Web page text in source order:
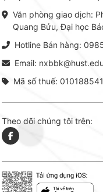
phiên bản sách giấy và điện
Văn phòng giao dịch:
Quang Bửu, Đại học
Hotline Bán hàng:
Email:
Mã số thuế:
Theo dõi chúng tôi trên: